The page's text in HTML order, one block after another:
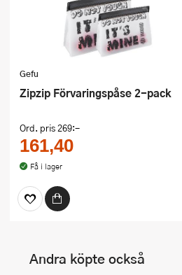
Gefu
Zipzip Förvaringspåse 2-pack
Ord. pris269:-
161,40
Få i lager
Andra köpte också